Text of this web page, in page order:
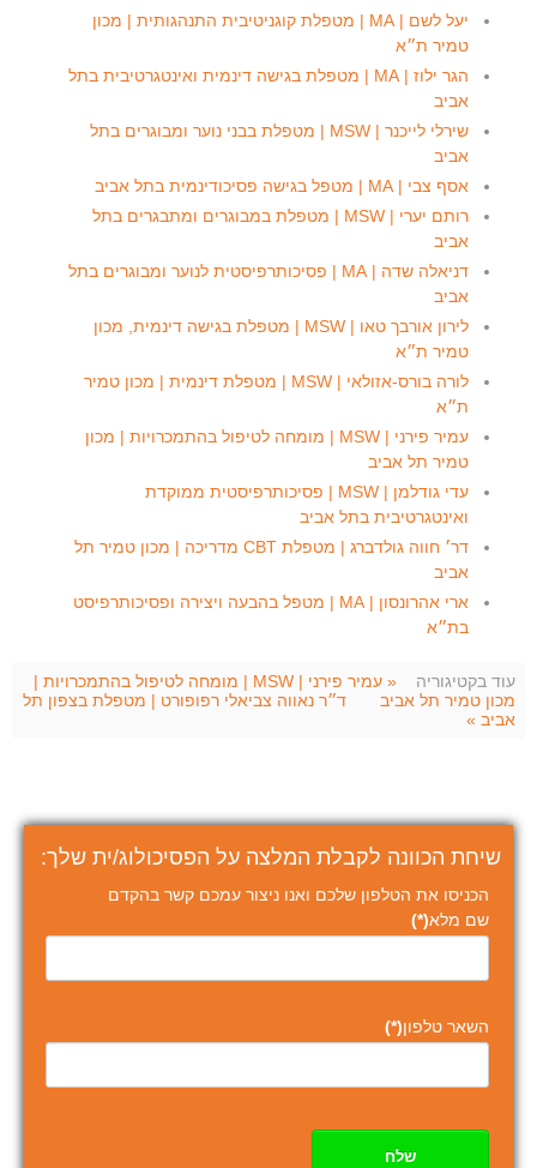
יעל לשם | MA | מטפלת קוגניטיבית התנהגותית | מכון
טמיר ת״א
הגר ילוז | MA | מטפלת בגישה דינמית ואינטגרטיבית בתל
אביב
שירלי לייכנר | MSW | מטפלת בבני נוער ומבוגרים בתל
אביב
אסף צבי | MA | מטפל בגישה פסיכודינמית בתל אביב
רותם יערי | MSW | מטפלת במבוגרים ומתבגרים בתל
אביב
דניאלה שדה | MA | פסיכותרפיסטית לנוער ומבוגרים בתל
אביב
לירון אורבך טאו | MSW | מטפלת בגישה דינמית, מכון
טמיר ת״א
לורה בורס-אזולאי | MSW | מטפלת דינמית | מכון טמיר
ת״א
עמיר פירני | MSW | מומחה לטיפול בהתמכרויות | מכון
טמיר תל אביב
עדי גודלמן | MSW | פסיכותרפיסטית ממוקדת
ואינטגרטיבית בתל אביב
דר׳ חווה גולדברג | מטפלת CBT מדריכה | מכון טמיר תל
אביב
ארי אהרונסון | MA | מטפל בהבעה ויצירה ופסיכותרפיסט
בת״א
עוד בקטיגוריה
« עמיר פירני | MSW | מומחה לטיפול בהתמכרויות |
מכון טמיר תל אביב
ד״ר נאווה צביאלי רפופורט | מטפלת בצפון תל
אביב »
שיחת הכוונה לקבלת המלצה על הפסיכולוג/ית שלך:
הכניסו את הטלפון שלכם ואנו ניצור עמכם קשר בהקדם
שם מלא(*)
השאר טלפון(*)
שלח